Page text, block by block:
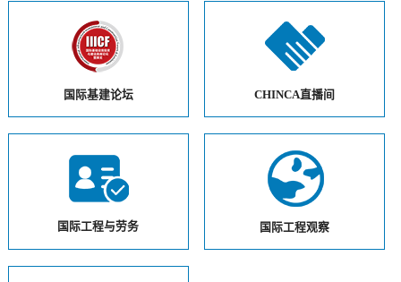
国际基建论坛 CHINCA直播间
国际工程与劳务 国际工程观察